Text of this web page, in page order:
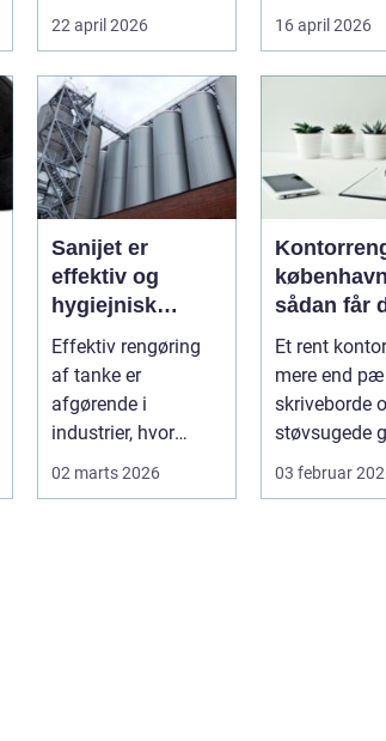
mange starter det
med hyggedrik på ...
22 april 2026
og pålidelig
elektrik...
16 april 2026
Sanijet er
effektiv og
hygiejnisk
tankrensning til
krævende
industrier
Effektiv rengøring
af tanke er
afgørende i
industrier, hvor
02 marts 2026
københavn
sådan får
sundt og
Et rent
mere end
skriveborde
støvsugede
For mange
03 februar